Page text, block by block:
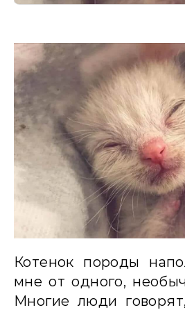
Котенок породы
мне от одного,
Многие люди